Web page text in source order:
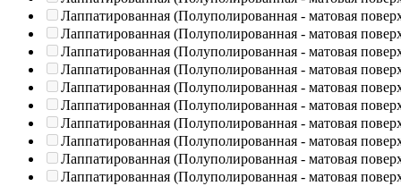
Лаппатированная (Полуполированная - матовая
Лаппатированная (Полуполированная - матовая
Лаппатированная (Полуполированная - матовая
Лаппатированная (Полуполированная - матовая
Лаппатированная (Полуполированная - матовая
Лаппатированная (Полуполированная - матовая
Лаппатированная (Полуполированная - матовая
Лаппатированная (Полуполированная - матовая
Лаппатированная (Полуполированная - матовая
Лаппатированная (Полуполированная - матовая